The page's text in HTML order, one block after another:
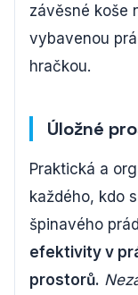
závěsné koše
vybavenou
hračkou.
Úložné
Praktická a
každého, kdo
špinavého
efektivity v
prostorů.